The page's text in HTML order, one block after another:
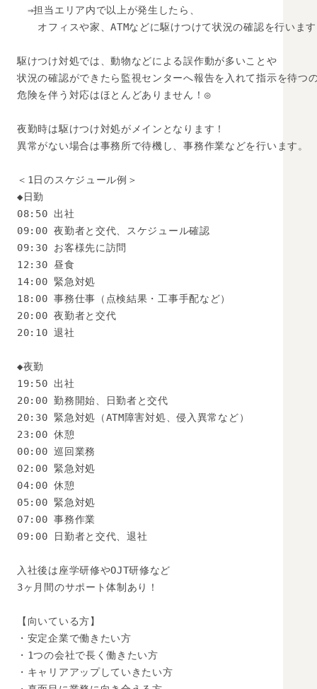
⇒担当エリア内で以上が発生したら、
オフィスや家、ATMなどに駆けつけて状況の確認を行いま
駆けつけ対処では、動物などによる誤作動が多いことや
状況の確認ができたら監視センターへ報告を入れて指示を待つ
危険を伴う対応はほとんどありません！◎
夜勤時は駆けつけ対処がメインとなります！
異常がない場合は事務所で待機し、事務作業などを行います。
＜1日のスケジュール例＞
◆日勤
08:50 出社
09:00 夜勤者と交代、スケジュール確認
09:30 お客様先に訪問
12:30 昼食
14:00 緊急対処
18:00 事務仕事（点検結果・工事手配など）
20:00 夜勤者と交代
20:10 退社
◆夜勤
19:50 出社
20:00 勤務開始、日勤者と交代
20:30 緊急対処（ATM障害対処、侵入異常など）
23:00 休憩
00:00 巡回業務
02:00 緊急対処
04:00 休憩
05:00 緊急対処
07:00 事務作業
09:00 日勤者と交代、退社
入社後は座学研修やOJT研修など
3ヶ月間のサポート体制あり！
【向いている方】
・安定企業で働きたい方
・1つの会社で長く働きたい方
・キャリアアップしていきたい方